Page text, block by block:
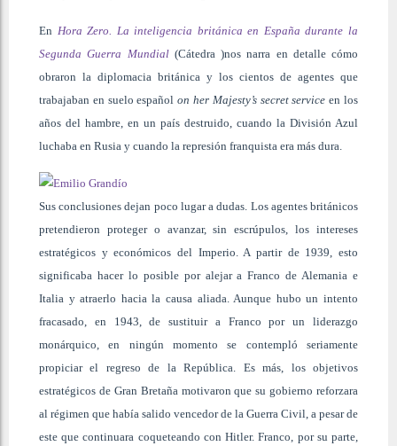
En Hora Zero. La inteligencia británica en España durante la
Segunda Guerra Mundial (Cátedra )nos narra en detalle cómo
obraron la diplomacia británica y los cientos de agentes que
trabajaban en suelo españolon her Majesty’s secret service en los
años del hambre, en un país destruido, cuando la División Azul
luchaba en Rusia y cuando la represión franquista era más dura.
Sus conclusiones dejan poco lugar a dudas. Los agentes británicos
pretendieron proteger o avanzar, sin escrúpulos, los intereses
estratégicos y económicos del Imperio. A partir de 1939, esto
significaba hacer lo posible por alejar a Franco de Alemania e
Italia y atraerlo hacia la causa aliada. Aunque hubo un intento
fracasado, en 1943, de sustituir a Franco por un liderazgo
monárquico, en ningún momento se contempló seriamente
propiciar el regreso de la República. Es más, los objetivos
estratégicos de Gran Bretaña motivaron que su gobierno reforzara
al régimen que había salido vencedor de la Guerra Civil, a pesar de
este que continuara coqueteando con Hitler. Franco, por su parte,